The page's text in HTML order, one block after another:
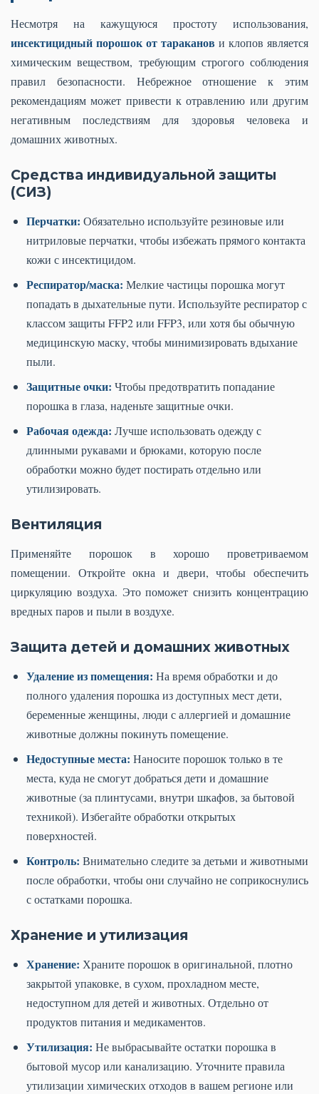
Несмотря на кажущуюся простоту использования,
инсектицидный порошок от тараканов и клопов является
химическим веществом, требующим строгого соблюдения
правил безопасности. Небрежное отношение к этим
рекомендациям может привести к отравлению или другим
негативным последствиям для здоровья человека и
домашних животных.
Средства индивидуальной защиты
(СИЗ)
Перчатки: Обязательно используйте резиновые или
нитриловые перчатки, чтобы избежать прямого контакта
кожи с инсектицидом.
Респиратор/маска: Мелкие частицы порошка могут
попадать в дыхательные пути. Используйте респиратор с
классом защиты FFP2 или FFP3, или хотя бы обычную
медицинскую маску, чтобы минимизировать вдыхание
пыли.
Защитные очки: Чтобы предотвратить попадание
порошка в глаза, наденьте защитные очки.
Рабочая одежда: Лучше использовать одежду с
длинными рукавами и брюками, которую после
обработки можно будет постирать отдельно или
утилизировать.
Вентиляция
Применяйте порошок в хорошо проветриваемом
помещении. Откройте окна и двери, чтобы обеспечить
циркуляцию воздуха. Это поможет снизить концентрацию
вредных паров и пыли в воздухе.
Защита детей и домашних животных
Удаление из помещения: На время обработки и до
полного удаления порошка из доступных мест дети,
беременные женщины, люди с аллергией и домашние
животные должны покинуть помещение.
Недоступные места: Наносите порошок только в те
места, куда не смогут добраться дети и домашние
животные (за плинтусами, внутри шкафов, за бытовой
техникой). Избегайте обработки открытых
поверхностей.
Контроль: Внимательно следите за детьми и животными
после обработки, чтобы они случайно не соприкоснулись
с остатками порошка.
Хранение и утилизация
Хранение: Храните порошок в оригинальной, плотно
закрытой упаковке, в сухом, прохладном месте,
недоступном для детей и животных. Отдельно от
продуктов питания и медикаментов.
Утилизация: Не выбрасывайте остатки порошка в
бытовой мусор или канализацию. Уточните правила
утилизации химических отходов в вашем регионе или